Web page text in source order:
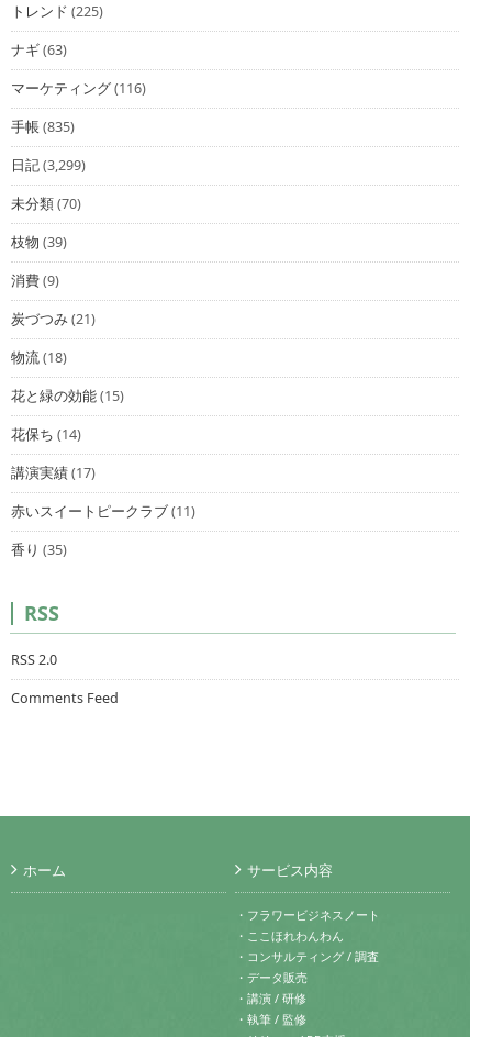
トレンド (225)
ナギ(63)
マーケティング(116)
手帳(835)
日記(3,299)
未分類(70)
枝物 (39)
消費(9)
炭づつみ(21)
物流(18)
花と緑の効能(15)
花保ち (14)
講演実績(17)
赤いスイートピークラブ(11)
香り (35)
RSS
RSS 2.0
Comments Feed
ホーム サービス内容
・フラワービジネスノート
・ここほれわんわん
・コンサルティング / 調査
・データ販売
・講演 / 研修
・執筆 / 監修